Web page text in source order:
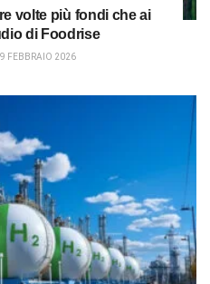
volte più fondi che ai
di Foodrise
FEBBRAIO 2026